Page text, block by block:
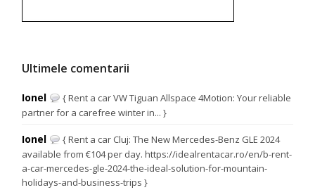
Ultimele comentarii
Ionel
{ Rent a car VW Tiguan Allspace 4Motion: Your reliable
partner for a carefree winter in... }
Ionel
{ Rent a car Cluj: The New Mercedes-Benz GLE 2024
available from €104 per day. https://idealrentacar.ro/en/b-rent-
a-car-mercedes-gle-2024-the-ideal-solution-for-mountain-
holidays-and-business-trips }